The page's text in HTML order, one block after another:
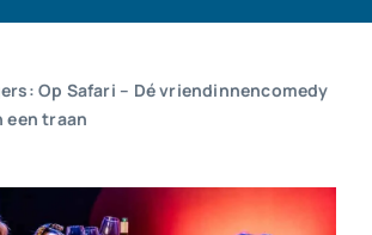
Op Safari – Dé vriendinnencomedy
een traan